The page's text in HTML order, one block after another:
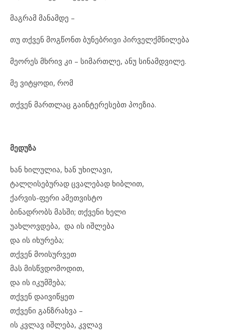
მაგრამ მანამდე –
თუ თქვენ მოგწონთ ბუნებრივი პირველქმნილება
მეორეს მხრივ კი – სიმართლე, ანუ სინამდვილე.
მე ვიტყოდი, რომ
თქვენ მართლაც გაინტერესებთ პოეზია.
მედუზა
ხან ხილულია, ხან უხილავი,
ტალღისებურად ცვალებად ხიბლით,
ქარვის-ფერი ამეთვისტო
ბინადრობს მასში; თქვენი ხელი
უახლოვდება, და ის იშლება
და ის იხურება;
თქვენ მოისურვეთ
მას მისწვდომოდით,
და ის იკუმშება;
თქვენ დაივიწყეთ
თქვენი განზრახვა –
ის კვლავ იშლება, კვლავ